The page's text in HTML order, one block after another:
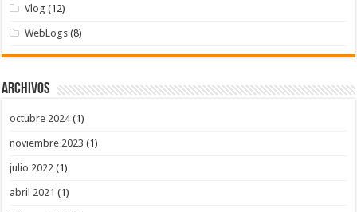
Vlog (12)
WebLogs (8)
Archivos
octubre 2024(1)
noviembre 2023 (1)
julio 2022 (1)
abril 2021 (1)